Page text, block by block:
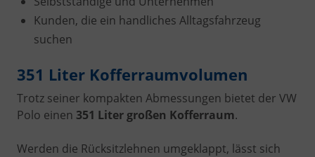
Kunden, die ein handliches Alltagsfahrzeug
suchen
351 Liter Kofferraumvolumen
Trotz seiner kompakten Abmessungen bietet der VW
Polo einen 351 Liter großen Kofferraum.
Werden die Rücksitzlehnen umgeklappt, lässt sich